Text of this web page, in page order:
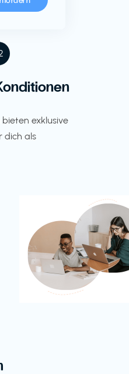
exklusive
dich als